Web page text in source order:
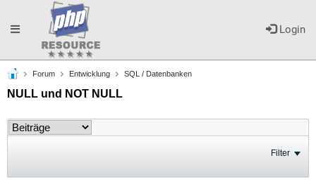
Login
Toggle
navigation
Forum Entwicklung SQL / Datenbanken
NULL und NOT NULL
Filter